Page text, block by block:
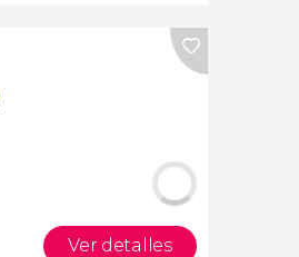
Ver detalles